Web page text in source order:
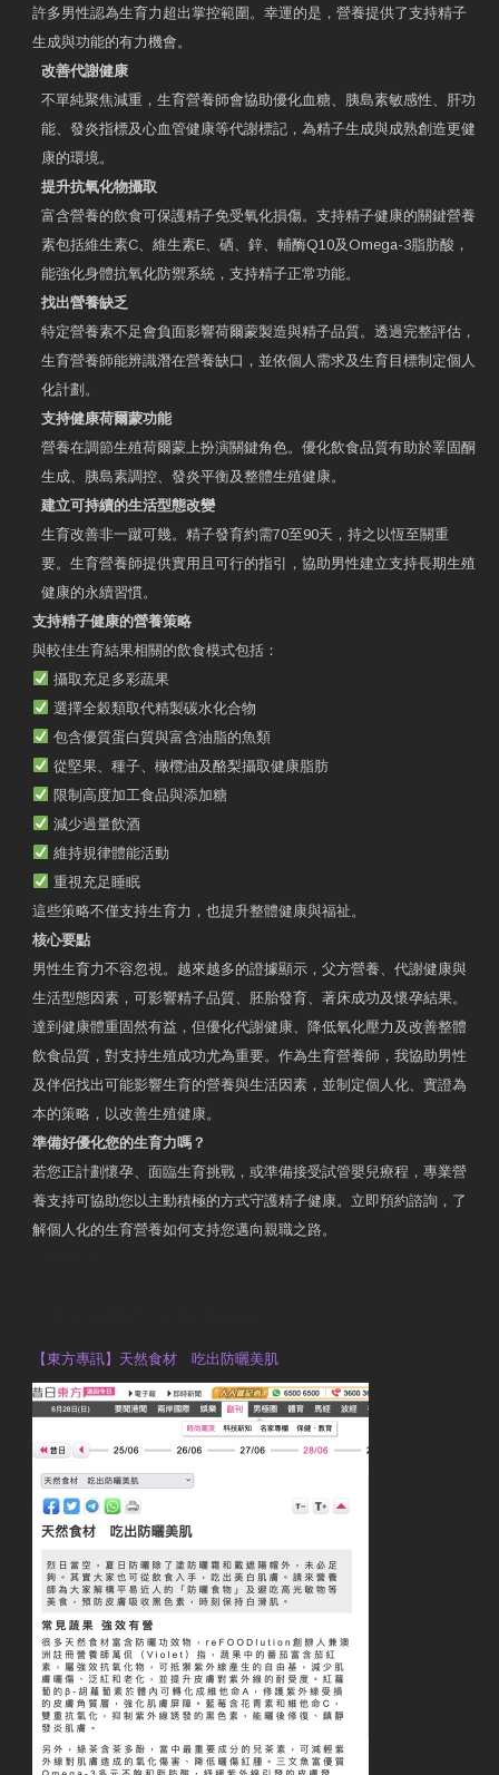
許多男性認為生育力超出掌控範圍。幸運的是，營養提供了支持精子
生成與功能的有力機會。
改善代謝健康
不單純聚焦減重，生育營養師會協助優化血糖、胰島素敏感性、肝功
能、發炎指標及心血管健康等代謝標記，為精子生成與成熟創造更健
康的環境。
提升抗氧化物攝取
富含營養的飲食可保護精子免受氧化損傷。支持精子健康的關鍵營養
素包括維生素C、維生素E、硒、鋅、輔酶Q10及Omega-3脂肪酸，
能強化身體抗氧化防禦系統，支持精子正常功能。
找出營養缺乏
特定營養素不足會負面影響荷爾蒙製造與精子品質。透過完整評估，
生育營養師能辨識潛在營養缺口，並依個人需求及生育目標制定個人
化計劃。
支持健康荷爾蒙功能
營養在調節生殖荷爾蒙上扮演關鍵角色。優化飲食品質有助於睪固酮
生成、胰島素調控、發炎平衡及整體生殖健康。
建立可持續的生活型態改變
生育改善非一蹴可幾。精子發育約需70至90天，持之以恆至關重
要。生育營養師提供實用且可行的指引，協助男性建立支持長期生殖
健康的永續習慣。
支持精子健康的營養策略
與較佳生育結果相關的飲食模式包括：
攝取充足多彩蔬果
選擇全穀類取代精製碳水化合物
包含優質蛋白質與富含油脂的魚類
從堅果、種子、橄欖油及酪梨攝取健康脂肪
限制高度加工食品與添加糖
減少過量飲酒
維持規律體能活動
重視充足睡眠
這些策略不僅支持生育力，也提升整體健康與福祉。
核心要點
男性生育力不容忽視。越來越多的證據顯示，父方營養、代謝健康與
生活型態因素，可影響精子品質、胚胎發育、著床成功及懷孕結果。
達到健康體重固然有益，但優化代謝健康、降低氧化壓力及改善整體
飲食品質，對支持生殖成功尤為重要。作為生育營養師，我協助男性
及伴侶找出可能影響生育的營養與生活因素，並制定個人化、實證為
本的策略，以改善生殖健康。
準備好優化您的生育力嗎？
若您正計劃懷孕、面臨生育挑戰，或準備接受試管嬰兒療程，專業營
養支持可協助您以主動積極的方式守護精子健康。立即預約諮詢，了
解個人化的生育營養如何支持您邁向親職之路。
【東方專訊】天然食材 吃出防曬美肌